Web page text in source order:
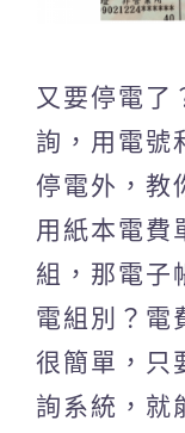
又要停電了
詢，用電號
停電外，教
用紙本電費
組，那電子
電組別？電
很簡單，只
詢系統，就